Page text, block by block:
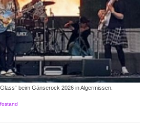
beim Gänserock 2026 in Algermissen.